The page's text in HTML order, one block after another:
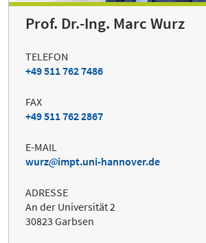
Prof. Dr.-Ing. Marc Wurz
TELEFON
+49 511 762 7486
FAX
+49 511 762 2867
E-MAIL
wurz
impt.uni-hannover.de
ADRESSE
An der Universität 2
30823 Garbsen